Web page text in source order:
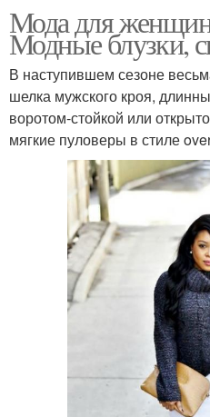
Мода для женщин
Модные блузки,
В наступившем сезоне
шелка мужского кроя,
воротом-стойкой или
мягкие пуловеры в стиле